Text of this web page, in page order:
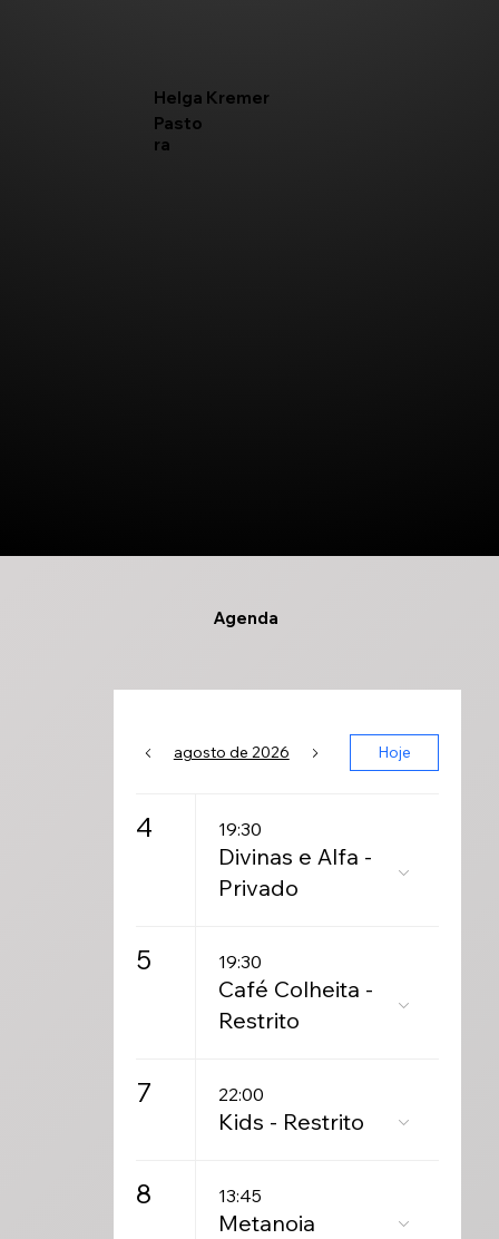
Pasto
ra
Helga Kremer
Agenda
agosto de 2026 Hoje
4 19:30
Divinas e Alfa -
Privado
5 19:30
Café Colheita -
Restrito
7 22:00
Kids - Restrito
8 13:45
Metanoia